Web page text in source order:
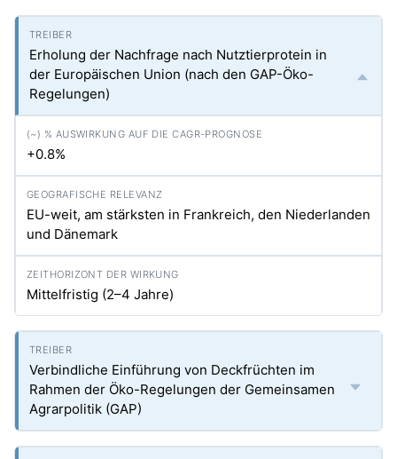
Erholung der Nachfrage nach Nutztierprotein in
der Europäischen Union (nach den GAP-Öko-
Regelungen)
+0.8%
EU-weit, am stärksten in Frankreich, den Niederlanden
und Dänemark
Mittelfristig (2–4 Jahre)
Verbindliche Einführung von Deckfrüchten im
Rahmen der Öko-Regelungen der Gemeinsamen
Agrarpolitik (GAP)